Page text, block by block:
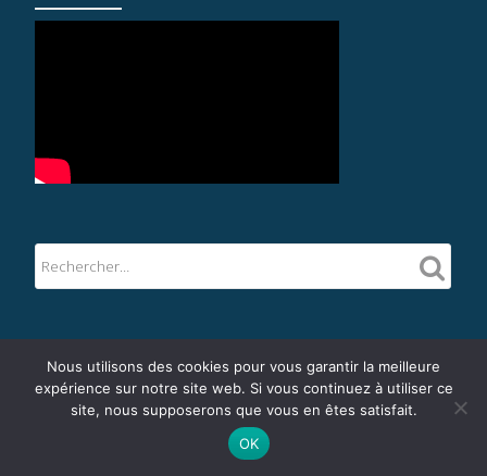
...
Llorix One Litefièrement propulsé parWordPress
Nous utilisons des cookies pour vous garantir la meilleure
expérience sur notre site web. Si vous continuez à utiliser ce
site, nous supposerons que vous en êtes satisfait.
OK